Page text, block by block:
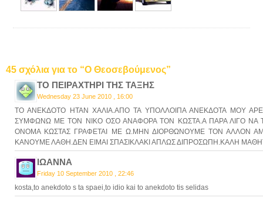
45 σχόλια για το “Ο Θεοσεβούμενος”
ΤΟ ΠΕΙΡΑΧΤΗΡΙ ΤΗΣ ΤΑΞΗΣ
Wednesday 23 June 2010 , 16:00
ΤΟ ΑΝΕΚΔΟΤΟ ΗΤΑΝ ΧΑΛΙΑ.ΑΠΟ ΤΑ ΥΠΟΛΛΟΙΠΑ ΑΝΕΚΔΟΤΑ ΜΟΥ
ΣΥΜΦΩΝΩ ΜΕ ΤΟΝ ΝΙΚΟ ΟΣΟ ΑΝΑΦΟΡΑ ΤΟΝ ΚΩΣΤΑ.Α ΠΑΡΑ ΛΙΓΟ ΝΑ
ΟΝΟΜΑ ΚΩΣΤΑΣ ΓΡΑΦΕΤΑΙ ΜΕ Ω.ΜΗΝ ΔΙΟΡΘΩΝΟΥΜΕ ΤΟΝ ΑΛΛΟΝ ΑΜΑ
ΚΑΝΟΥΜΕ ΛΑΘΗ.ΔΕΝ ΕΙΜΑΙ ΣΠΑΣΙΚΛΑΚΙ ΑΠΛΩΣ ΔΙΠΡΟΣΩΠΗ.ΚΑΛΗ
ΙΩΑΝΝΑ
Friday 10 September 2010 , 22:46
kosta,to anekdoto s ta spaei,to idio kai to anekdoto tis selidas